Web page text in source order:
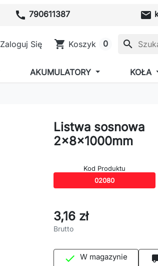
call 790611387 mail
Zaloguj Się shopping_cart Koszyk 0 search
AKUMULATORY KOŁA
Listwa sosnowa
2x8x1000mm
Kod Produktu
02080
3,16 zł
Brutto
 W magazynie